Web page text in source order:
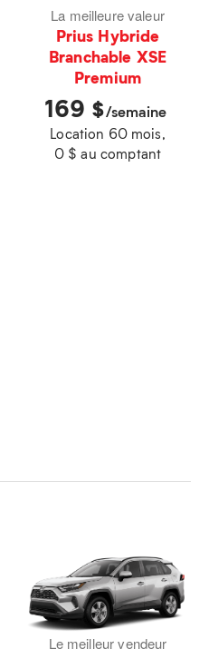
La meilleure valeur
Prius Hybride
Branchable XSE
Premium
169 $/semaine
Location 60 mois,
0 $ au comptant
Le meilleur vendeur